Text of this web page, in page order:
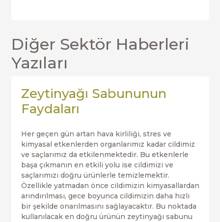
Diğer Sektör Haberleri
Yazıları
Zeytinyağı Sabununun
Faydaları
Her geçen gün artan hava kirliliği, stres ve
kimyasal etkenlerden organlarımız kadar cildimiz
ve saçlarımız da etkilenmektedir. Bu etkenlerle
başa çıkmanın en etkili yolu ise cildimizi ve
saçlarımızı doğru ürünlerle temizlemektir.
Özellikle yatmadan önce cildimizin kimyasallardan
arındırılması, gece boyunca cildimizin daha hızlı
bir şekilde onarılmasını sağlayacaktır. Bu noktada
kullanılacak en doğru ürünün zeytinyağı sabunu